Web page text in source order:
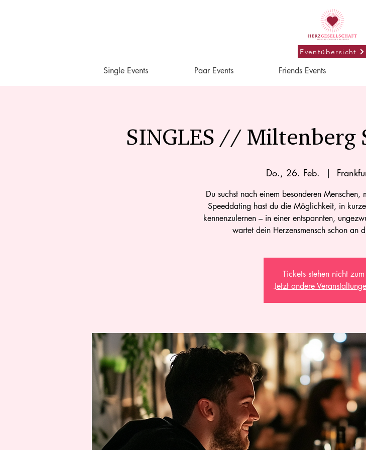
Eventübersicht
Single Events Paar Events Friends Events
SINGLES // Miltenberg
Do., 26. Feb.
  |
Du suchst nach einem besonderen Menschen,
Speeddating hast du die Möglichkeit, in
kennenzulernen – in einer entspannten,
wartet dein Herzensmensch schon an
Tickets stehen nicht
Jetzt andere